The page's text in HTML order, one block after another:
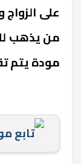
على
من يذهب
مودة يتم
تابع